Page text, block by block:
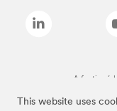
This website uses
A fenti